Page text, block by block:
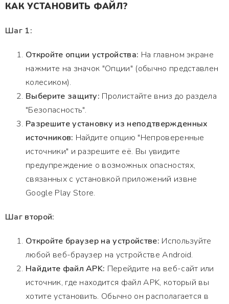
КАК УСТАНОВИТЬ ФАЙЛ?
Шаг 1:
Откройте опции устройства: На главном экране
нажмите на значок "Опции" (обычно представлен
колесиком).
Выберите защиту: Пролистайте вниз до раздела
"Безопасность".
Разрешите установку из неподтвержденных
источников: Найдите опцию "Непроверенные
источники" и разрешите её. Вы увидите
предупреждение о возможных опасностях,
связанных с установкой приложений извне
Google Play Store.
Шаг второй:
Откройте браузер на устройстве: Используйте
любой веб-браузер на устройстве Android.
Найдите файл APK: Перейдите на веб-сайт или
источник, где находится файл APK, который вы
хотите установить. Обычно он располагается в